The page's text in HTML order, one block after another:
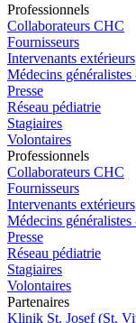
Professionnels
Collaborateurs CHC
Fournisseurs
Intervenants extérieurs
Médecins
Presse
Réseau pédiatrie
Stagiaires
Volontaires
Professionnels
Collaborateurs CHC
Fournisseurs
Intervenants extérieurs
Médecins
Presse
Réseau pédiatrie
Stagiaires
Volontaires
Partenaires
Klinik St. Josef (St.